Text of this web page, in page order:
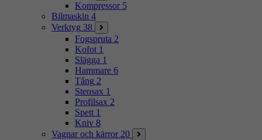
Kompressor 5
Bilmaskin 4
Verktyg 38
Fogspruta 2
Kofot 1
Slägga 1
Hammare 6
Tång 2
Stensax 1
Profilsax 2
Spett 1
Kniv 8
Vagnar och kärror 20